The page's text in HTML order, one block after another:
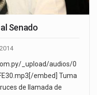
Senado
_upload/audios/0
embed] Tuma
de llamada de